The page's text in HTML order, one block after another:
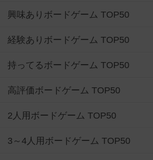
興味ありボードゲーム TOP50
経験ありボードゲーム TOP50
持ってるボードゲーム TOP50
高評価ボードゲーム TOP50
2人用ボードゲーム TOP50
3～4人用ボードゲーム TOP50